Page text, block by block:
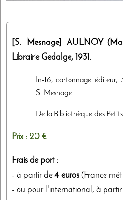
[S. Mesnage] AULNOY
Librairie Gedalge, 1931.
In-16, cartonnage éditeur,
S. Mesnage.
De la Bibliothèque des
Prix : 20 €
Frais de port :
- à partir de 4 euros (France
- ou pour l'international, à partir